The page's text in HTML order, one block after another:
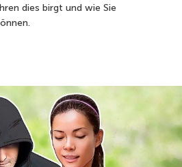
dies birgt und wie Sie